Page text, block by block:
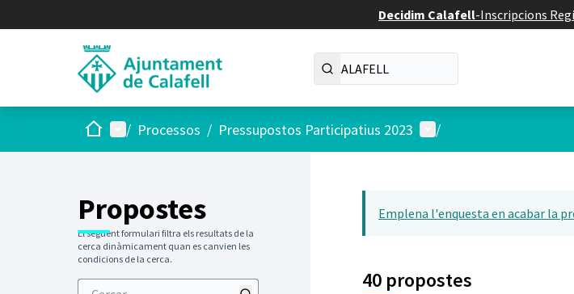
Decidim Calafell-Inscripcions
Inici Menú principal
/ Processos / Pressupostos Participatius 2023 Menú d'usuari
/
Propostes
El següent formulari filtra els resultats de la
cerca dinàmicament quan es canvien les
condicions de la cerca.
Emplena l'enquesta en acabar la
40 propostes